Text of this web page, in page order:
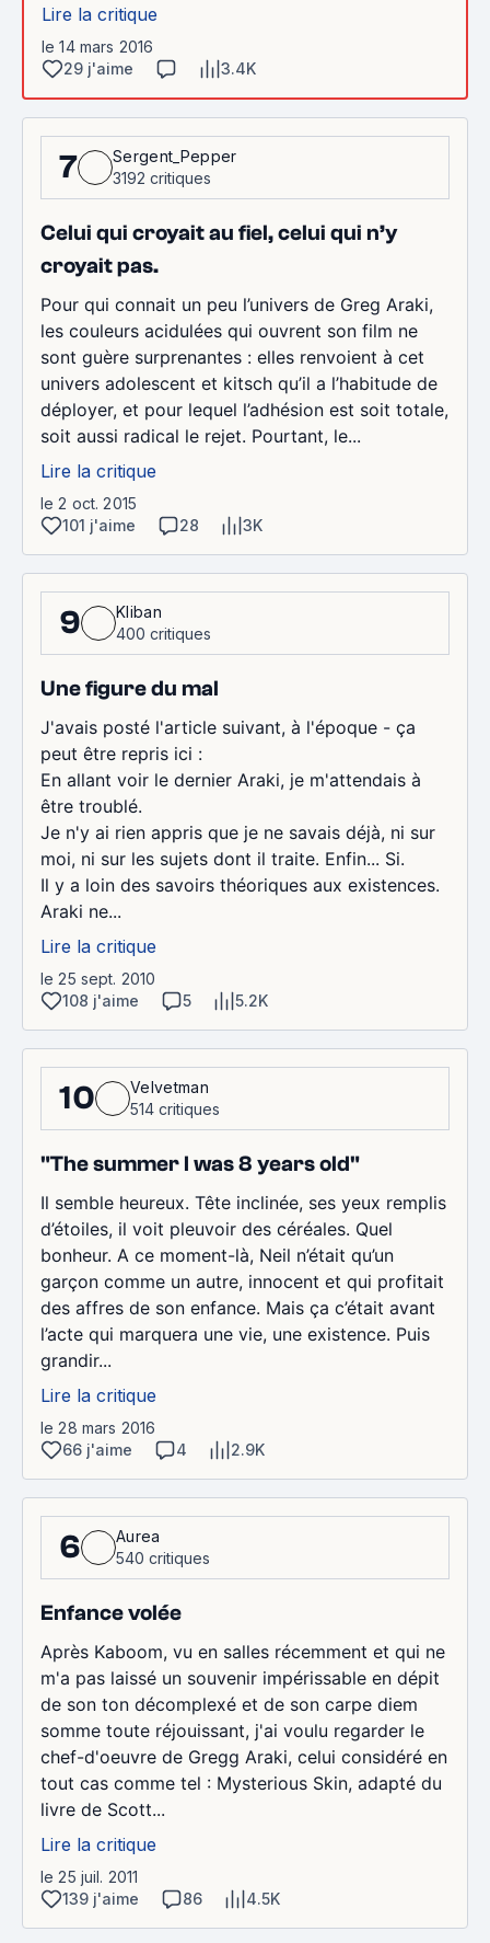
Lire la critique
le 14 mars 2016
29 j'aime
3.4K
7
Sergent_Pepper
3192 critiques
Celui qui croyait au fiel, celui qui n’y
croyait pas.
Pour qui connait un peu l’univers de Greg Araki,
les couleurs acidulées qui ouvrent son film ne
sont guère surprenantes : elles renvoient à cet
univers adolescent et kitsch qu’il a l’habitude de
déployer, et pour lequel l’adhésion est soit totale,
soit aussi radical le rejet. Pourtant, le...
Lire la critique
le 2 oct. 2015
101 j'aime
28 3K
9
Kliban
400 critiques
Une figure du mal
J'avais posté l'article suivant, à l'époque - ça
peut être repris ici :
En allant voir le dernier Araki, je m'attendais à
être troublé.
Je n'y ai rien appris que je ne savais déjà, ni sur
moi, ni sur les sujets dont il traite. Enfin... Si.
Il y a loin des savoirs théoriques aux existences.
Araki ne...
Lire la critique
le 25 sept. 2010
108 j'aime
5 5.2K
10
Velvetman
514 critiques
"The summer I was 8 years old"
Il semble heureux. Tête inclinée, ses yeux remplis
d’étoiles, il voit pleuvoir des céréales. Quel
bonheur. A ce moment-là, Neil n’était qu’un
garçon comme un autre, innocent et qui profitait
des affres de son enfance. Mais ça c’était avant
l’acte qui marquera une vie, une existence. Puis
grandir...
Lire la critique
le 28 mars 2016
66 j'aime
4 2.9K
6
Aurea
540 critiques
Enfance volée
Après Kaboom, vu en salles récemment et qui ne
m'a pas laissé un souvenir impérissable en dépit
de son ton décomplexé et de son carpe diem
somme toute réjouissant, j'ai voulu regarder le
chef-d'oeuvre de Gregg Araki, celui considéré en
tout cas comme tel : Mysterious Skin, adapté du
livre de Scott...
Lire la critique
le 25 juil. 2011
139 j'aime
86 4.5K